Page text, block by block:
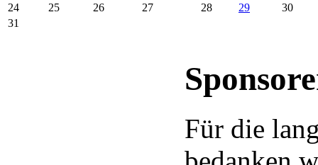
24
25 26 27 28 29
30
31
Für die